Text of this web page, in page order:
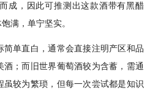
成，因此可推测出这款酒带有黑醋
满，单宁坚实。
单直白，通常会直接注明产区和品
；而旧世界葡萄酒较为含蓄，需通
较为繁琐，但每一次尝试都是知识